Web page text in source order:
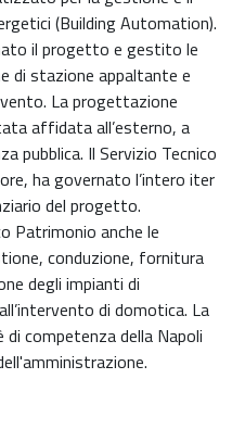
(Building Automation).
il progetto e gestito le
di stazione appaltante e
La progettazione
affidata all’esterno, a
pubblica. Il Servizio Tecnico
ha governato l’intero iter
del progetto.
Patrimonio anche le
conduzione, fornitura
degli impianti di
di domotica. La
competenza della Napoli